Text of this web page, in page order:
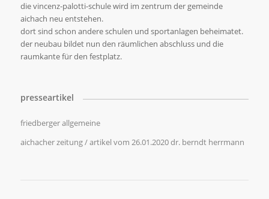
die vincenz-palotti-schule wird im zentrum der gemeinde
aichach neu entstehen.
dort sind schon andere schulen und sportanlagen beheimatet.
der neubau bildet nun den räumlichen abschluss und die
raumkante für den festplatz.
presseartikel
friedberger allgemeine
aichacher zeitung / artikel vom 26.01.2020 dr. berndt herrmann